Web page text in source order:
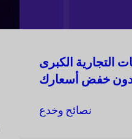
التجارية الكبرى
خفض أسعارك
نصائح وخدع